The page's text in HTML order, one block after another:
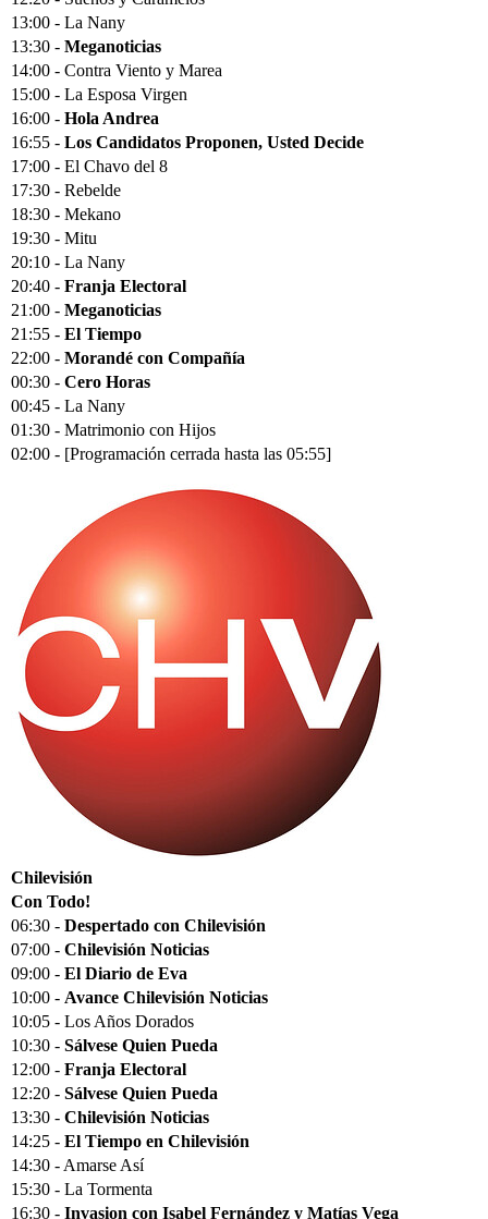
13:00 - La Nany
13:30 - Meganoticias
14:00 - Contra Viento y Marea
15:00 - La Esposa Virgen
16:00 - Hola Andrea
16:55 - Los Candidatos Proponen, Usted Decide
17:00 - El Chavo del 8
17:30 - Rebelde
18:30 - Mekano
19:30 - Mitu
20:10 - La Nany
20:40 - Franja Electoral
21:00 - Meganoticias
21:55 - El Tiempo
22:00 - Morandé con Compañía
00:30 - Cero Horas
00:45 - La Nany
01:30 - Matrimonio con Hijos
02:00 - [Programación cerrada hasta las 05:55]
Chilevisión
Con Todo!
06:30 - Despertado con Chilevisión
07:00 - Chilevisión Noticias
09:00 - El Diario de Eva
10:00 - Avance Chilevisión Noticias
10:05 - Los Años Dorados
10:30 - Sálvese Quien Pueda
12:00 - Franja Electoral
12:20 - Sálvese Quien Pueda
13:30 - Chilevisión Noticias
14:25 - El Tiempo en Chilevisión
14:30 - Amarse Así
15:30 - La Tormenta
16:30 - Invasion con Isabel Fernández y Matías Vega